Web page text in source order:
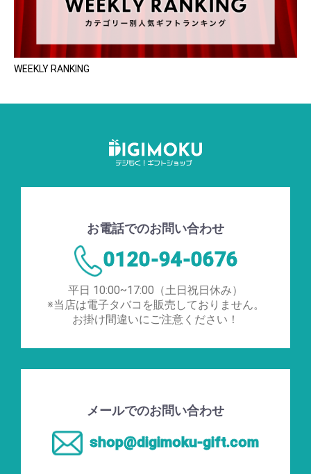
WEEKLY RANKING
お電話でのお問い合わせ
0120-94-0676
平日 10:00~17:00（土日祝日休み）
※当店は電子タバコを販売しておりません。
お掛け間違いにご注意ください！
メールでのお問い合わせ
shop@digimoku-gift.com